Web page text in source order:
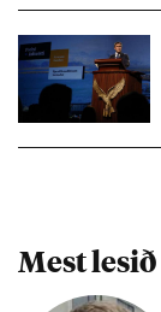
Mest lesið